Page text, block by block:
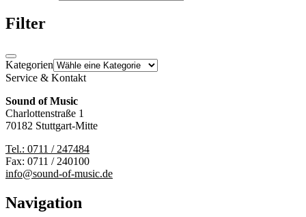
Filter
Kategorien
Service & Kontakt
Sound of Music
Charlottenstraße 1
70182 Stuttgart-Mitte
Tel.: 0711 / 247484
Fax: 0711 / 240100
info@sound-of-music.de
Navigation